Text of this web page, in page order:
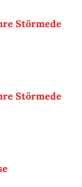
Störmede
Störmede